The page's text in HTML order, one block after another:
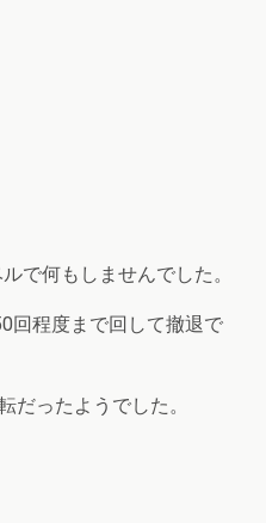
で何もしませんでした。
回程度まで回して撤退で
だったようでした。